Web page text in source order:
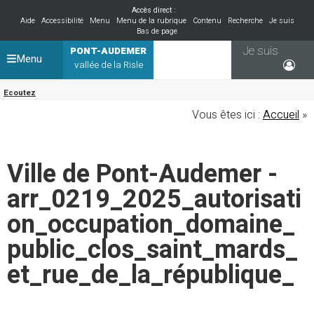
Accès direct :
Aide
Accessibilité Menu Menu de la rubrique Contenu Recherche
Je suis
Bas de page
PONT-AUDEMER
vallée de la Risle
Ecoutez
Je suis
Menu
Vous êtes ici : Accueil »
Ville de Pont-Audemer -
arr_0219_2025_autorisati
on_occupation_domaine_
public_clos_saint_mards_
et_rue_de_la_république_